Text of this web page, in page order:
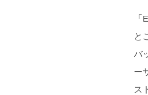
と
バ
ー
ス